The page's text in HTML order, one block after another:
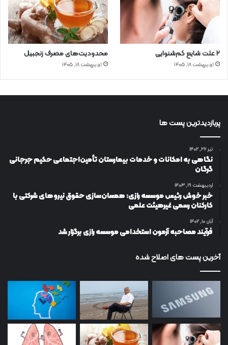
۲ علت شایع‌ کم‌شنوایی
اردیبهشت ۱۸, ۱۴۰۵
محدودیت‌های مصرف زنجبیل
اردیبهشت ۱۸, ۱۴۰۵
پربازدیدترین پست ها
تیر ۲۶, ۱۴۰۲
نگاهی به امکانات و خدمات بیمارستان تأمین‌اجتماعی حکیم جرجانی
گرگان
اردیبهشت ۱۹, ۱۴۰۳
خبر خوش رئیس موسسه رازی: همسان‌سازی حقوق نیروهای شرکتی با
کارکنان رسمی غیرهیئت علمی
آبان ۱۰, ۱۴۰۲
فرآیند مصاحبه آزمون استخدامی موسسه رازی برگزار شد
آخرین پست های اصلاح شده